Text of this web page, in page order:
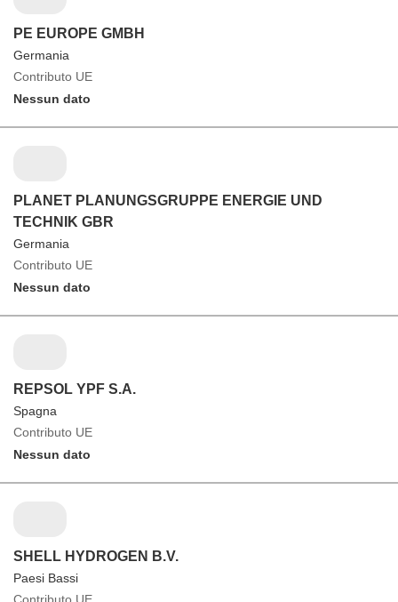
PE EUROPE GMBH
Germania
Contributo UE
Nessun dato
PLANET PLANUNGSGRUPPE ENERGIE UND
TECHNIK GBR
Germania
Contributo UE
Nessun dato
REPSOL YPF S.A.
Spagna
Contributo UE
Nessun dato
SHELL HYDROGEN B.V.
Paesi Bassi
Contributo UE